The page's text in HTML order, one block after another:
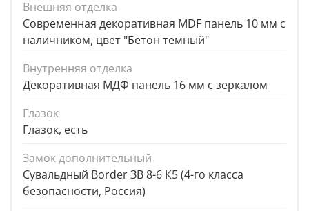
Внешняя отделка
Современная декоративная MDF панель 10 мм с
наличником, цвет "Бетон темный"
Внутренняя отделка
Декоративная МДФ панель 16 мм с зеркалом
Глазок
Глазок, есть
Замок дополнительный
Сувальдный Border ЗВ 8-6 К5 (4-го класса
безопасности, Россия)